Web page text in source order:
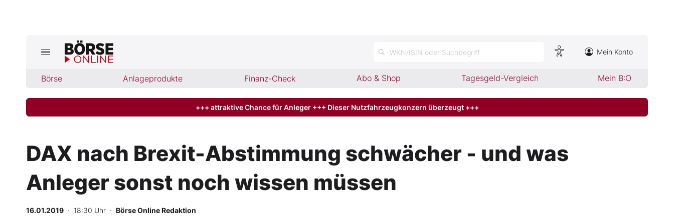
WKN/ISIN oder Suchbegriff Mein Konto
Börse Anlageprodukte Finanz-Check Abo & Shop Tagesgeld-Vergleich Mein B:O
Börse
Abo & Shop
BO-Musterdepots
Experten
+++ attraktive Chance für Anleger +++ Dieser Nutzfahrzeugkonzern überzeugt +++
DAX nach Brexit-Abstimmung schwächer - und was
Anleger sonst noch wissen müssen
16.01.2019 · 18:30 Uhr · Börse Online Redaktion